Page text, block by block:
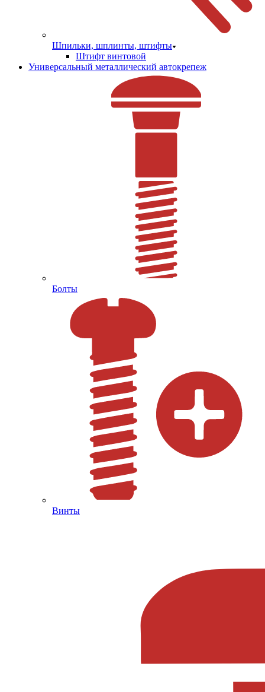
Шпильки, шплинты, штифты
Штифт винтовой
Универсальный металлический автокрепеж
Болты
Винты